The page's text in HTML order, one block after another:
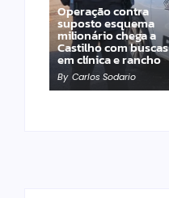
Operação contra
suposto esquema
milionário chega a
Castilho com buscas
em clínica e rancho
By Carlos Sodario